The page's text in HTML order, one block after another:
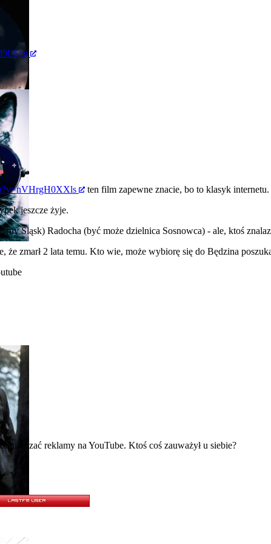
ten film zapewne znacie, bo to klasyk internetu.
jeszcze żyje.
Śląsk) Radocha (być może dzielnica Sosnowca) - ale, ktoś
że zmarł 2 lata temu. Kto wie, może wybiorę się do Będzina
reklamy na YouTube. Ktoś coś zauważył u siebie?